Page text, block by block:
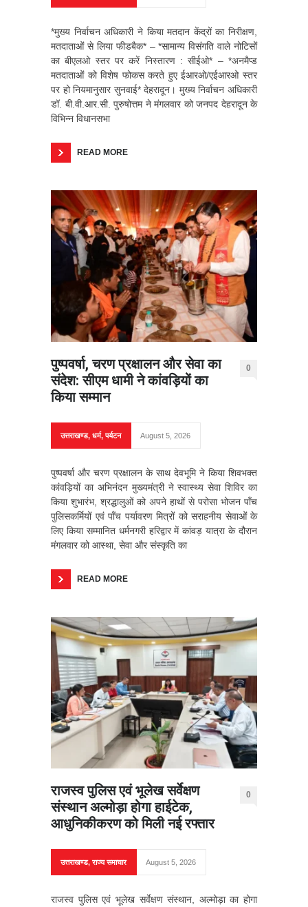
*मुख्य निर्वाचन अधिकारी ने किया मतदान केंद्रों का निरीक्षण,
मतदाताओं से लिया फीडबैक* – *सामान्य विसंगति वाले नोटिसों
का बीएलओ स्तर पर करें निस्तारण : सीईओ* – ⁠*अनमैप्ड
मतदाताओं को विशेष फोकस करते हुए ईआरओ/एईआरओ स्तर
पर हो नियमानुसार सुनवाई* देहरादून। मुख्य निर्वाचन अधिकारी
डॉ. बी.वी.आर.सी. पुरुषोत्तम ने मंगलवार को जनपद देहरादून के
विभिन्न विधानसभा
READ MORE
पुष्पवर्षा, चरण प्रक्षालन और सेवा का
संदेश: सीएम धामी ने कांवड़ियों का
किया सम्मान
0
उत्तराखण्ड, धर्म,पर्यटन August 5, 2026
पुष्पवर्षा और चरण प्रक्षालन के साथ देवभूमि ने किया शिवभक्त
कांवड़ियों का अभिनंदन मुख्यमंत्री ने स्वास्थ्य सेवा शिविर का
किया शुभारंभ, श्रद्धालुओं को अपने हाथों से परोसा भोजन पाँच
पुलिसकर्मियों एवं पाँच पर्यावरण मित्रों को सराहनीय सेवाओं के
लिए किया सम्मानित धर्मनगरी हरिद्वार में कांवड़ यात्रा के दौरान
मंगलवार को आस्था, सेवा और संस्कृति का
READ MORE
राजस्व पुलिस एवं भूलेख सर्वेक्षण
संस्थान अल्मोड़ा होगा हाईटेक,
आधुनिकीकरण को मिली नई रफ्तार
0
उत्तराखण्ड,राज्य समाचार August 5, 2026
राजस्व पुलिस एवं भूलेख सर्वेक्षण संस्थान, अल्मोड़ा का होगा